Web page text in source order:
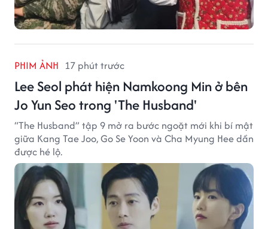
PHIM ẢNH 17 phút trước
Lee Seol phát hiện Namkoong Min ở bên
Jo Yun Seo trong 'The Husband'
“The Husband” tập 9 mở ra bước ngoặt mới khi bí mật
giữa Kang Tae Joo, Go Se Yoon và Cha Myung Hee dần
được hé lộ.